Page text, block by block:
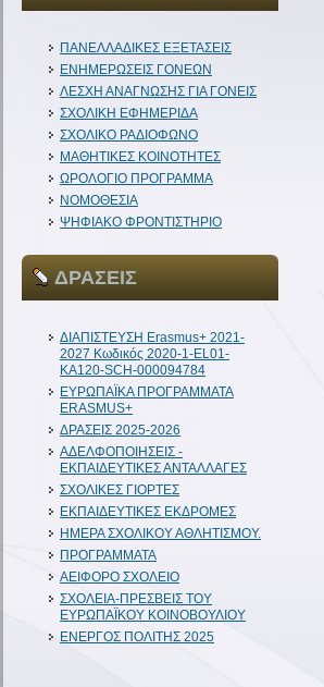
ΠΑΝΕΛΛΑΔΙΚΕΣ ΕΞΕΤΑΣΕΙΣ
ΕΝΗΜΕΡΩΣΕΙΣ ΓΟΝΕΩΝ
ΛΕΣΧΗ ΑΝΑΓΝΩΣΗΣ ΓΙΑ ΓΟΝΕΙΣ
ΣΧΟΛΙΚΗ ΕΦΗΜΕΡΙΔΑ
ΣΧΟΛΙΚΟ ΡΑΔΙΟΦΩΝΟ
ΜΑΘΗΤΙΚΕΣ ΚΟΙΝΟΤΗΤΕΣ
ΩΡΟΛΟΓΙΟ ΠΡΟΓΡΑΜΜΑ
ΝΟΜΟΘΕΣΙΑ
ΨΗΦΙΑΚΟ ΦΡΟΝΤΙΣΤΗΡΙΟ
ΔΡΑΣΕΙΣ
ΔIAΠΙΣΤΕΥΣΗ Erasmus+ 2021-
2027 Κωδικός 2020-1-EL01-
KA120-SCH-000094784
ΕΥΡΩΠΑΪΚΑ ΠΡΟΓΡΑΜΜΑΤΑ
ERASMUS+
ΔΡΑΣΕΙΣ 2025-2026
ΑΔΕΛΦΟΠΟΙΗΣΕΙΣ -
ΕΚΠΑΙΔΕΥΤΙΚΕΣ ΑΝΤΑΛΛΑΓΕΣ
ΣΧΟΛΙΚΕΣ ΓΙΟΡΤΕΣ
ΕΚΠΑΙΔΕΥΤΙΚΕΣ ΕΚΔΡΟΜΕΣ
ΗΜΕΡΑ ΣΧΟΛΙΚΟΥ ΑΘΛΗΤΙΣΜΟΥ.
ΠΡΟΓΡΑΜΜΑΤΑ
ΑΕΙΦΟΡΟ ΣΧΟΛΕΙΟ
ΣΧΟΛΕΙΑ-ΠΡΕΣΒΕΙΣ ΤΟΥ
ΕΥΡΩΠΑΪΚΟΥ ΚΟΙΝΟΒΟΥΛΙΟΥ
ΕΝΕΡΓΟΣ ΠΟΛΙΤΗΣ 2025